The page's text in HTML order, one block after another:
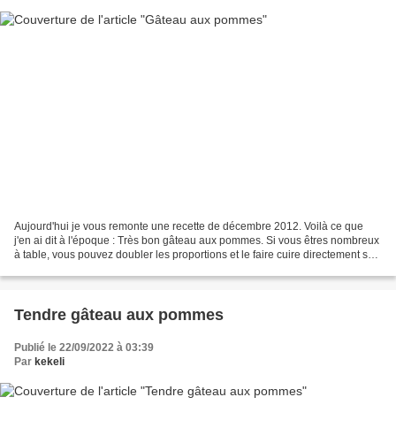
Aujourd'hui je vous remonte une recette de décembre 2012. Voilà ce que
j'en ai dit à l'époque : Très bon gâteau aux pommes. Si vous êtres nombreux
à table, vous pouvez doubler les proportions et le faire cuire directement sur
Tendre gâteau aux pommes
Publié le 22/09/2022 à 03:39
Par kekeli